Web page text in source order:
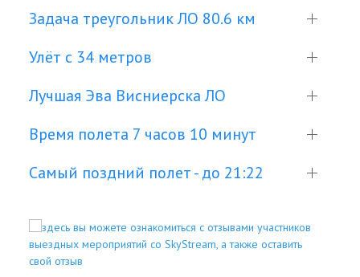
Задача треугольник ЛО 80.6 км
Улёт c 34 метров
Лучшая Эва Висниерска ЛО
Время полета 7 часов 10 минут
Самый поздний полет - до 21:22